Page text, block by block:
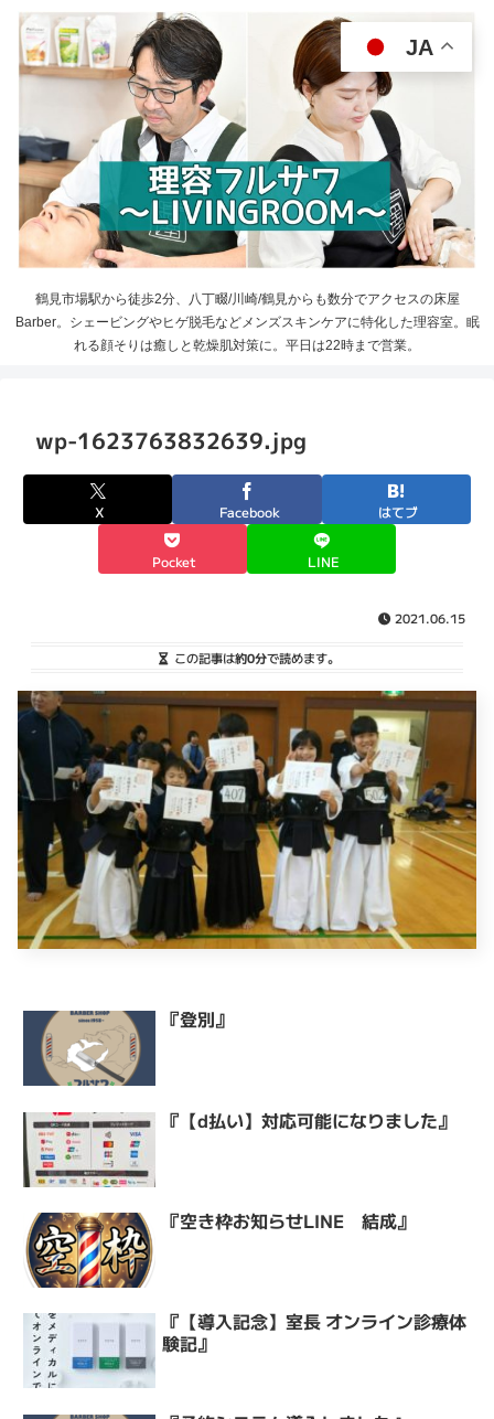
鶴見市場駅から徒歩2分、八丁畷/川崎/鶴見からも数分でアクセスの床屋
Barber。シェービングやヒゲ脱毛などメンズスキンケアに特化した理容室。眠
れる顔そりは癒しと乾燥肌対策に。平日は22時まで営業。
wp-1623763832639.jpg
X Facebook はてブ
Pocket LINE
2021.06.15
この記事は約0分で読めます。
『登別』
『【d払い】対応可能になりました』
『空き枠お知らせLINE 結成』
『【導入記念】室長 オンライン診療体
験記』
JA